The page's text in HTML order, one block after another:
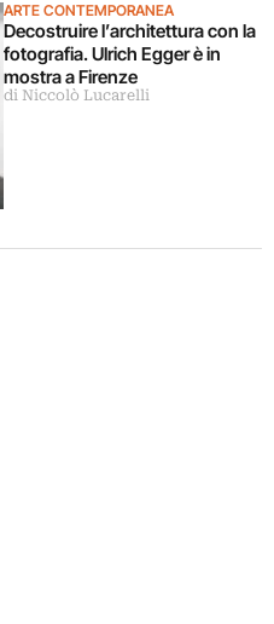
ARTE CONTEMPORANEA
Decostruire l’architettura con la
fotografia. Ulrich Egger è in
mostra a Firenze
di Niccolò Lucarelli